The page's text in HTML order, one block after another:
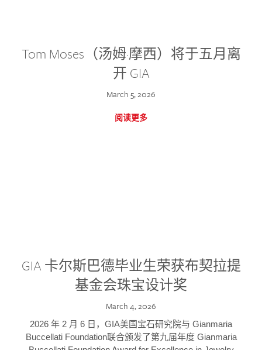
Tom Moses（汤姆·摩西）将于五月离
开 GIA
March 5, 2026
阅读更多
GIA 卡尔斯巴德毕业生荣获布契拉提
基金会珠宝设计奖
March 4, 2026
2026 年 2 月 6 日，GIA美国宝石研究院与 Gianmaria
Buccellati Foundation联合颁发了第九届年度 Gianmaria